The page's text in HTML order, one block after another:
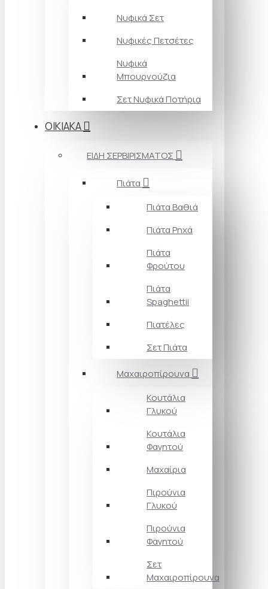
Νυφικά Σετ
Νυφικές Πετσέτες
Νυφικά
Μπουρνούζια
Σετ Νυφικά Ποτήρια
ΟΙΚΙΑΚΑ
ΕΙΔΗ ΣΕΡΒΙΡΙΣΜΑΤΟΣ
Πιάτα
Πιάτα Βαθιά
Πιάτα Ρηχά
Πιάτα
Φρούτου
Πιάτα
Spaghettii
Πιατέλες
Σετ Πιάτα
Μαχαιροπίρουνα
Κουτάλια
Γλυκού
Κουτάλια
Φαγητού
Μαχαίρια
Πιρούνια
Γλυκού
Πιρούνια
Φαγητού
Σετ
Μαχαιροπίρουνα